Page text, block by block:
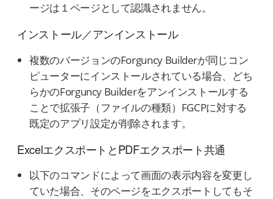
ージは１ページとして認識されません。
インストール／アンインストール
複数のバージョンのForguncy Builderが同じコン
ピューターにインストールされている場合、どち
らかのForguncy Builderをアンインストールする
ことで拡張子（ファイルの種類）FGCPに対する
既定のアプリ設定が削除されます。
ExcelエクスポートとPDFエクスポート共通
以下のコマンドによって画面の表示内容を変更し
ていた場合、そのページをエクスポートしてもそ